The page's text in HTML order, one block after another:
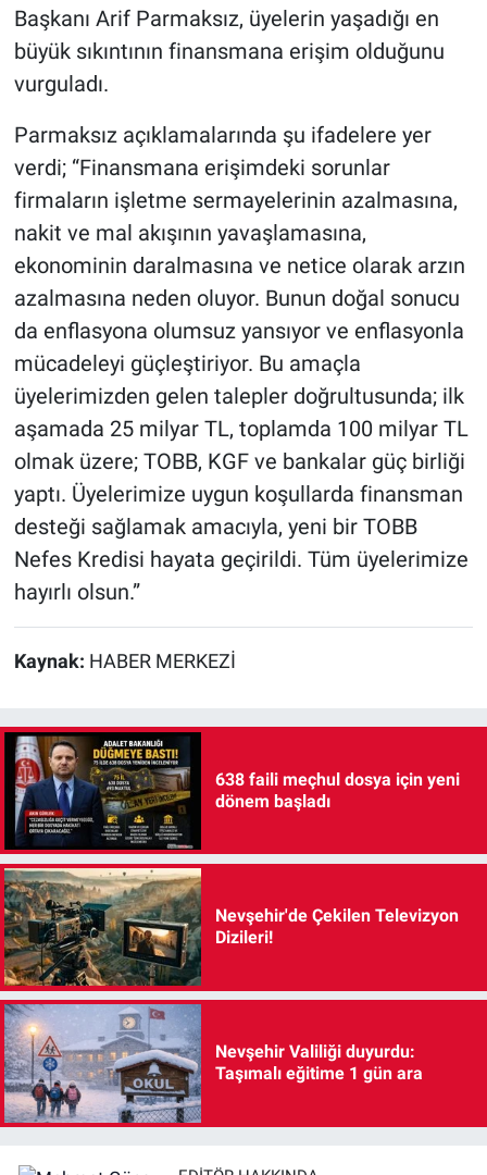
Başkanı Arif Parmaksız, üyelerin yaşadığı en
büyük sıkıntının finansmana erişim olduğunu
vurguladı.
Parmaksız açıklamalarında şu ifadelere yer
verdi; “Finansmana erişimdeki sorunlar
firmaların işletme sermayelerinin azalmasına,
nakit ve mal akışının yavaşlamasına,
ekonominin daralmasına ve netice olarak arzın
azalmasına neden oluyor. Bunun doğal sonucu
da enflasyona olumsuz yansıyor ve enflasyonla
mücadeleyi güçleştiriyor. Bu amaçla
üyelerimizden gelen talepler doğrultusunda; ilk
aşamada 25 milyar TL, toplamda 100 milyar TL
olmak üzere; TOBB, KGF ve bankalar güç birliği
yaptı. Üyelerimize uygun koşullarda finansman
desteği sağlamak amacıyla, yeni bir TOBB
Nefes Kredisi hayata geçirildi. Tüm üyelerimize
hayırlı olsun.”
Kaynak: HABER MERKEZİ
638 faili meçhul dosya için yeni
dönem başladı
Nevşehir'de Çekilen Televizyon
Dizileri!
Nevşehir Valiliği duyurdu:
Taşımalı eğitime 1 gün ara